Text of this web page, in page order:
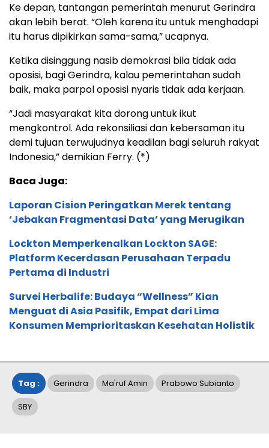
Ke depan, tantangan pemerintah menurut Gerindra
akan lebih berat. “Oleh karena itu untuk menghadapi
itu harus dipikirkan sama-sama,” ucapnya.
Ketika disinggung nasib demokrasi bila tidak ada
oposisi, bagi Gerindra, kalau pemerintahan sudah
baik, maka parpol oposisi nyaris tidak ada kerjaan.
“Jadi masyarakat kita dorong untuk ikut
mengkontrol. Ada rekonsiliasi dan kebersaman itu
demi tujuan terwujudnya keadilan bagi seluruh rakyat
Indonesia,” demikian Ferry. (*)
Baca Juga:
Laporan Cision Peringatkan Merek tentang
‘Jebakan Fragmentasi Data’ yang Merugikan
Lockton Memperkenalkan Lockton SAGE:
Platform Kecerdasan Perusahaan Terpadu
Pertama di Industri
Survei Herbalife: Budaya “Wellness” Kian
Menguat di Asia Pasifik, Empat dari Lima
Konsumen Memprioritaskan Kesehatan Holistik
Tag : Gerindra Ma'ruf Amin Prabowo Subianto
SBY